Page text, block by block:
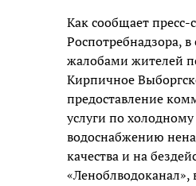
Как сообщает пресс-
Роспотребнадзора, в
жалобами жителей
Кирпичное
предоставление
услуги по холодному
водоснабжению
качества и на
«Леноблводоканал»,